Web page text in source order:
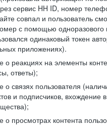
сервис HH ID, номер
совпал и пользователь
с помощью одноразового
одинаковый токен
приложениях).
о реакциях на элементы
ответы);
о связях пользователя
и подписчиков, вхождение в
о просмотрах контента